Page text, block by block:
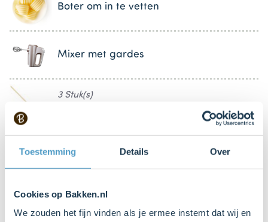
Toestemming Details Over
Cookies op Bakken.nl
We zouden het fijn vinden als je ermee instemt dat wij en
Boter om in te vetten
Mixer met gardes
3 Stuk(s)
Bestel dit product online
Broodmes